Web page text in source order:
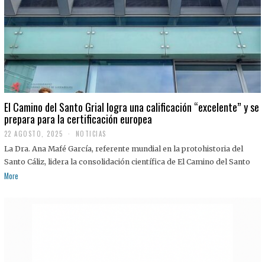
El Camino del Santo Grial logra una calificación “excelente” y se
prepara para la certificación europea
22 AGOSTO, 2025
2
A
G
NOTICIAS
La Dra. Ana Mafé García, referente mundial en la protohistoria del
Santo Cáliz, lidera la consolidación científica de El Camino del Santo
More